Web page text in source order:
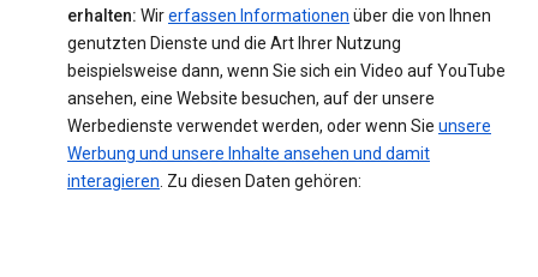
erhalten: Wirerfassen Informationen über die von Ihnen
genutzten Dienste und die Art Ihrer Nutzung
beispielsweise dann, wenn Sie sich ein Video auf YouTube
ansehen, eine Website besuchen, auf der unsere
Werbedienste verwendet werden, oder wenn Sie unsere
Werbung und unsere Inhalte ansehen und damit
interagieren. Zu diesen Daten gehören: